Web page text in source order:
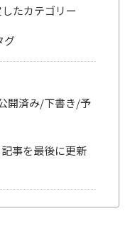
たカテゴリー
グ
開済み/下書き/予
記事を最後に更新